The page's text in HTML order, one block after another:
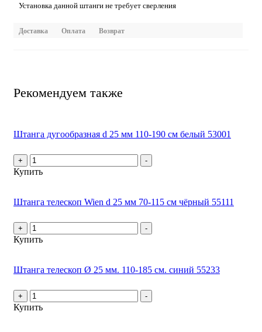
Установка данной штанги не требует сверления
Доставка Оплата Возврат
Рекомендуем также
Штанга дугообразная d 25 мм 110-190 см белый 53001
+ -
Купить
Штанга телескоп Wien d 25 мм 70-115 см чёрный 55111
+ -
Купить
Штанга телескоп Ø 25 мм. 110-185 см. синий 55233
+ -
Купить